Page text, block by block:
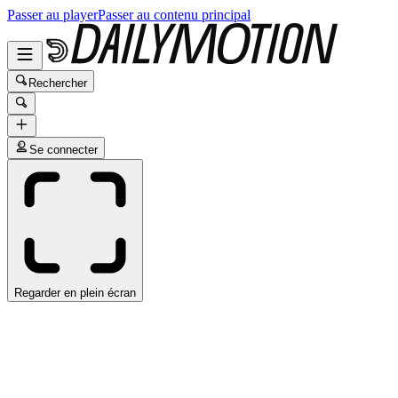
Passer au playerPasser au contenu principal
Rechercher
Se connecter
Regarder en plein écran